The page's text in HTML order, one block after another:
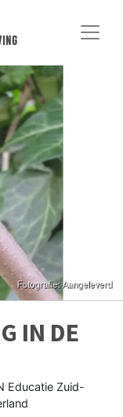
IN DE
Educatie Zuid-